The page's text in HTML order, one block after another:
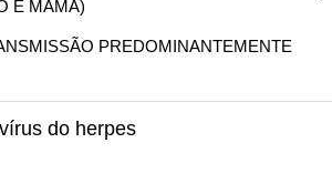
E MAMA)
PREDOMINANTEMENTE
do herpes